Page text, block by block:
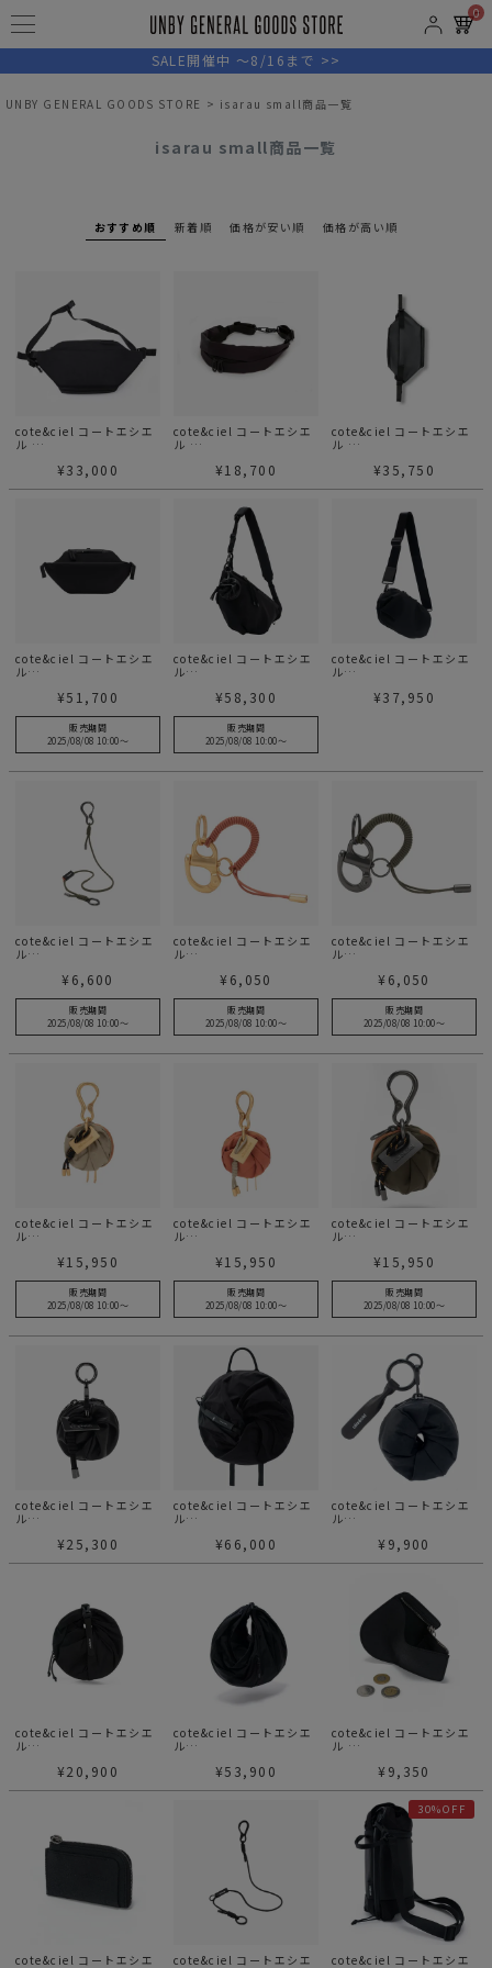
0
SALE開催中 ～8/16まで >>
UNBY GENERAL GOODS STORE isarau small商品一覧
isarau small商品一覧
おすすめ順 新着順 価格が安い順 価格が高い順
cote&ciel コートエシエ
ル
Black ボディバッグ ウエ
¥33,000
cote&ciel コートエシエ
ル
ョルダー ボディバッグ
¥18,700
cote&ciel コートエシエ
ル
OBSIDIAN BLACK ボデ
¥35,750
cote&ciel コートエシエ
ル
¥51,700
販売期間
2025/08/08 10:00〜
cote&ciel コートエシエ
ル
¥58,300
販売期間
2025/08/08 10:00〜
cote&ciel コートエシエ
ル
¥37,950
cote&ciel コートエシエ
ル
¥ 6,600
販売期間
2025/08/08 10:00〜
cote&ciel コートエシエ
ル
¥ 6,050
販売期間
2025/08/08 10:00〜
cote&ciel コートエシエ
ル
¥ 6,050
販売期間
2025/08/08 10:00〜
cote&ciel コートエシエ
ル
¥15,950
販売期間
2025/08/08 10:00〜
cote&ciel コートエシエ
ル
¥15,950
販売期間
2025/08/08 10:00〜
cote&ciel コートエシエ
ル
¥15,950
販売期間
2025/08/08 10:00〜
cote&ciel コートエシエ
ル
Leather
¥25,300
cote&ciel コートエシエ
ル
¥66,000
cote&ciel コートエシエ
ル
¥ 9,900
cote&ciel コートエシエ
ル
¥20,900
cote&ciel コートエシエ
ル
¥53,900
cote&ciel コートエシエ
ル
Eco Leather 財布
¥ 9,350
cote&ciel コートエシエ
cote&ciel コートエシエ
cote&ciel コートエシエ
30%OFF